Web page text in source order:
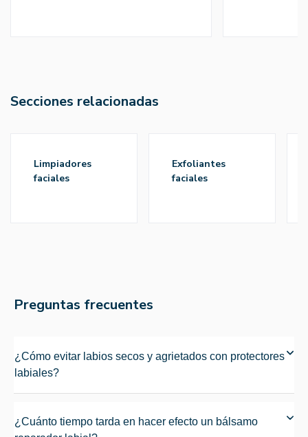
Secciones relacionadas
limpiadores
faciales
exfoliantes
faciales
Preguntas frecuentes
¿Cómo evitar labios secos y agrietados con protectores
labiales?
¿Cuánto tiempo tarda en hacer efecto un bálsamo